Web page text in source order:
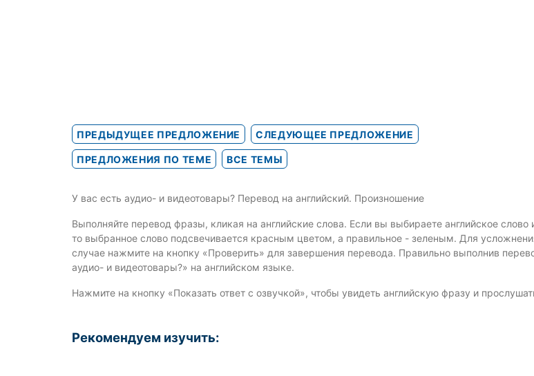
ПРЕДЫДУЩЕЕ ПРЕДЛОЖЕНИЕ СЛЕДУЮЩЕЕ ПРЕДЛОЖЕНИЕ
ПРЕДЛОЖЕНИЯ ПО ТЕМЕ ВСЕ ТЕМЫ
У вас есть аудио- и видеотовары? Перевод на английский. Произношение
Выполняйте перевод фразы, кликая на английские слова. Если вы выбираете английское
то выбранное слово подсвечивается красным цветом, а правильное - зеленым. Для
случае нажмите на кнопку «Проверить» для завершения перевода. Правильно выполнив
аудио- и видеотовары?» на английском языке.
Нажмите на кнопку «Показать ответ с озвучкой», чтобы увидеть английскую фразу и
Рекомендуем изучить: